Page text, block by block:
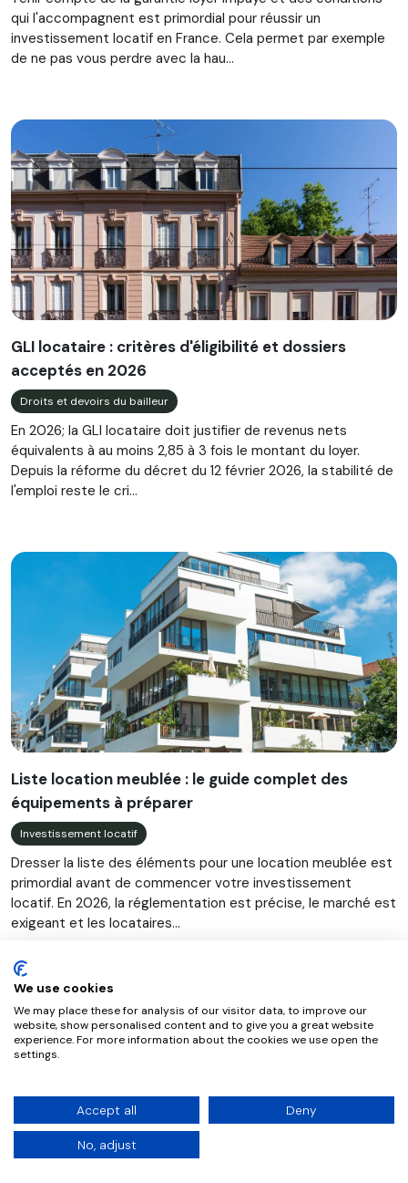
qui l'accompagnent est primordial pour réussir un
investissement locatif en France. Cela permet par exemple
de ne pas vous perdre avec la hau...
GLI locataire : critères d'éligibilité et dossiers
acceptés en 2026
Droits et devoirs du bailleur
En 2026; la GLI locataire doit justifier de revenus nets
équivalents à au moins 2,85 à 3 fois le montant du loyer.
Depuis la réforme du décret du 12 février 2026, la stabilité de
l'emploi reste le cri...
Liste location meublée : le guide complet des
équipements à préparer
Investissement locatif
Dresser la liste des éléments pour une location meublée est
primordial avant de commencer votre investissement
locatif. En 2026, la réglementation est précise, le marché est
exigeant et les locataires...
We use cookies
We may place these for analysis of our visitor data, to improve our
website, show personalised content and to give you a great website
experience. For more information about the cookies we use open the
settings.
Accept all Deny
No, adjust